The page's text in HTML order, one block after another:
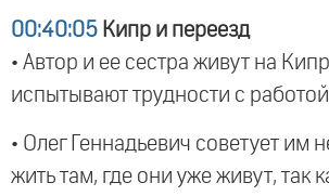
00:40:05 Кипр и переезд
• Автор и ее сестра живут на
испытывают трудности с
• Олег Геннадьевич советует им
жить там, где они уже живут, так